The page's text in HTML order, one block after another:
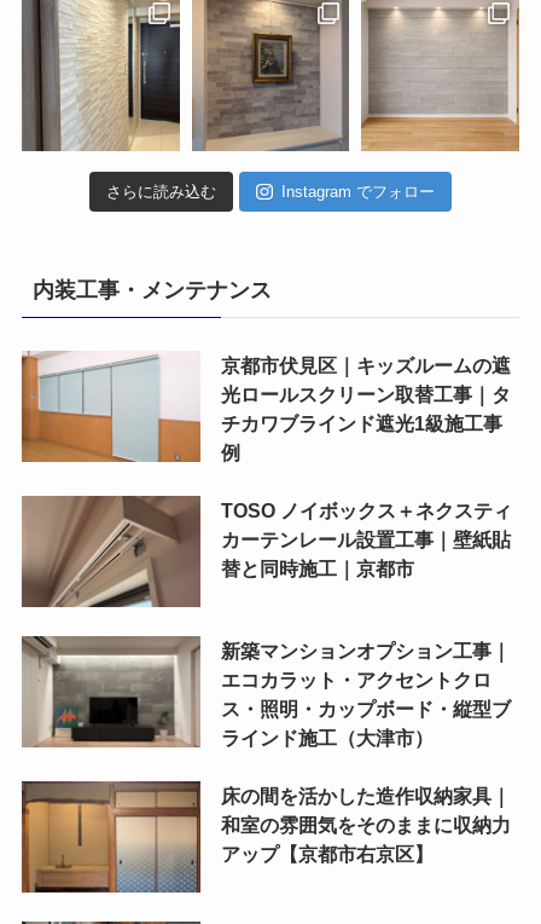
さらに読み込む Instagram でフォロー
内装工事・メンテナンス
京都市伏見区｜キッズルームの遮
光ロールスクリーン取替工事｜タ
チカワブラインド遮光1級施工事
例
TOSO ノイボックス＋ネクスティ
カーテンレール設置工事｜壁紙貼
替と同時施工｜京都市
新築マンションオプション工事｜
エコカラット・アクセントクロ
ス・照明・カップボード・縦型ブ
ラインド施工（大津市）
床の間を活かした造作収納家具｜
和室の雰囲気をそのままに収納力
アップ【京都市右京区】